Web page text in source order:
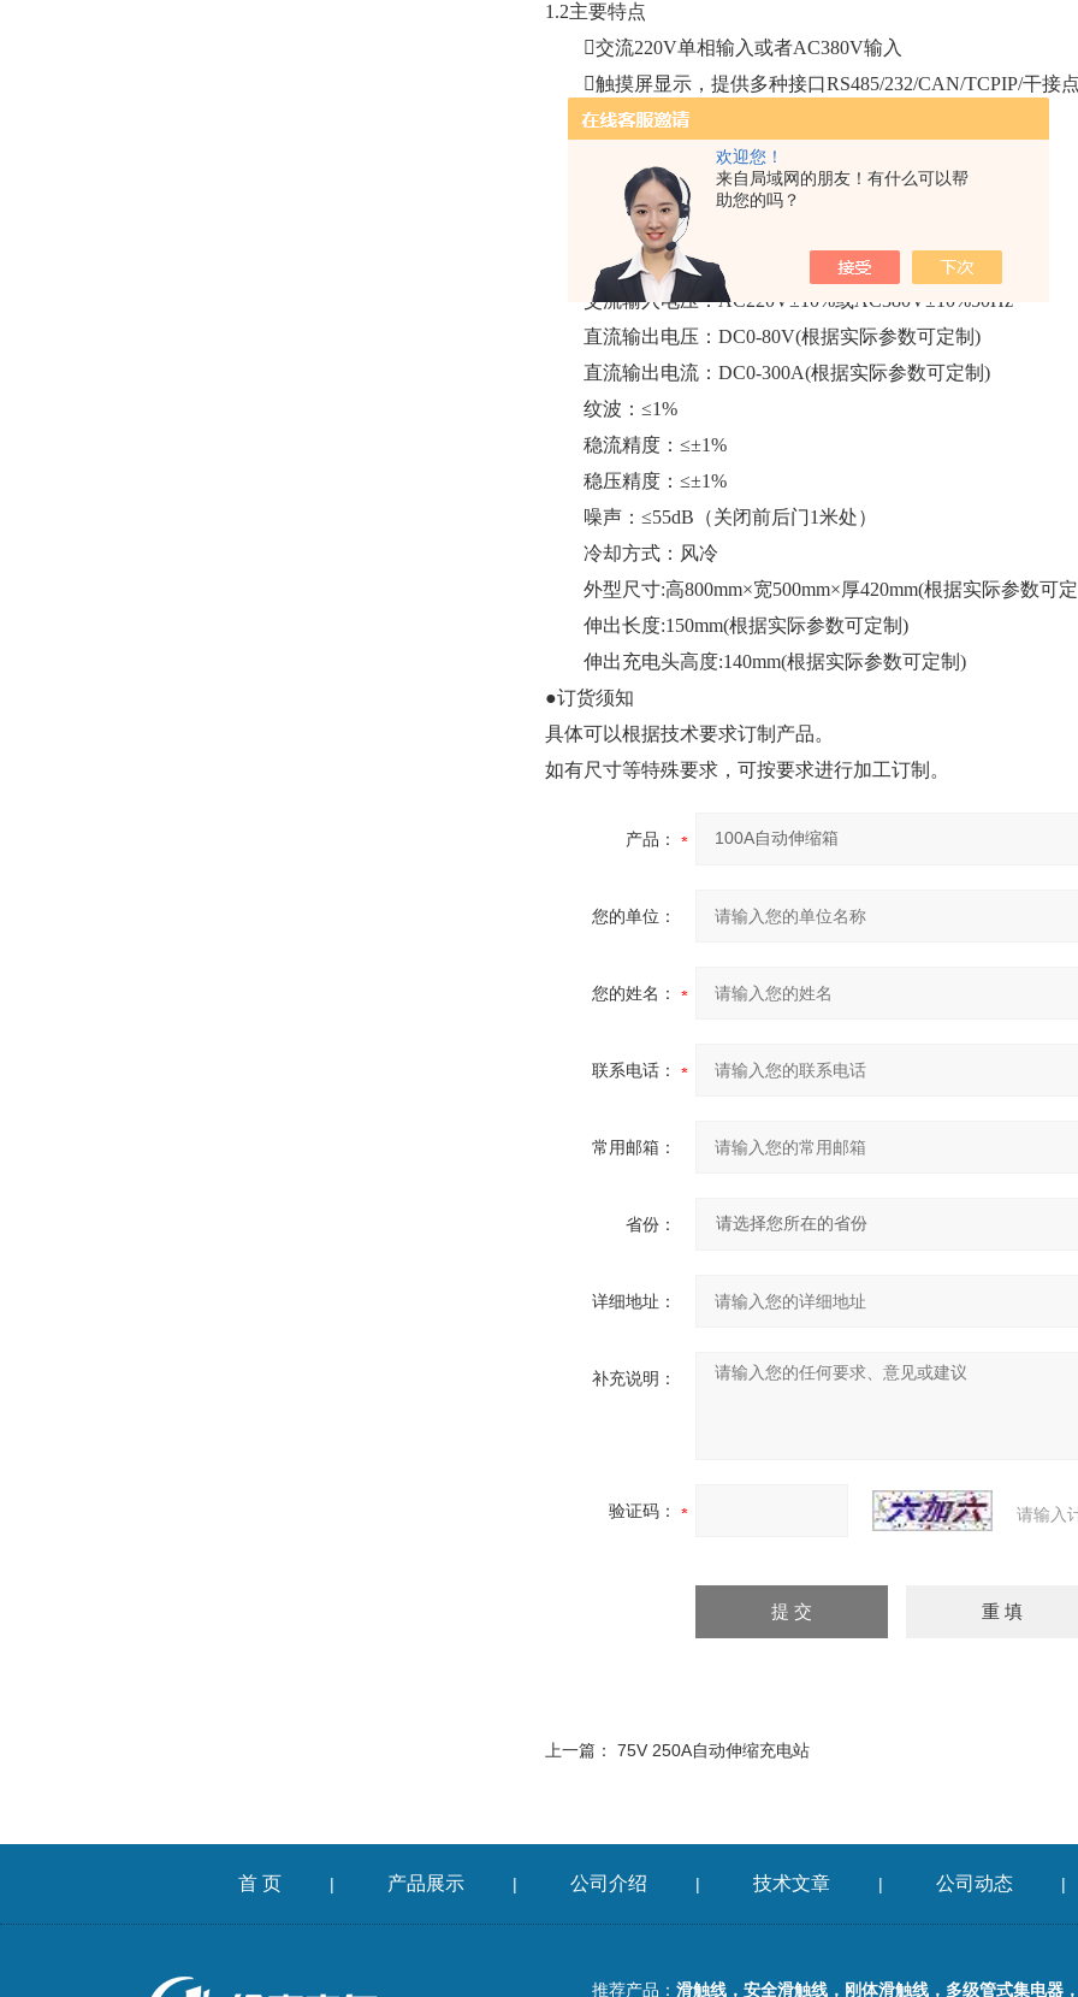
欢迎您！
来自局域网的朋友！有什么可以帮
助您的吗？
1.2主要特点
交流220V单相输入或者AC380V输入
触摸屏显示，提供多种接口RS485/232/CAN/TCPIP/干接
采用高频开关电源
可以提供局域网控制方案，便于集中监控充电站
通过上位机自动伸缩充电
1.3技术规格
交流输入电压：AC220V±10%或AC380V±10%50Hz
直流输出电压：DC0-80V(根据实际参数可定制)
直流输出电流：DC0-300A(根据实际参数可定制)
纹波：≤1%
稳流精度：≤±1%
稳压精度：≤±1%
噪声：≤55dB（关闭前后门1米处）
冷却方式：风冷
外型尺寸:高800mm×宽500mm×厚420mm(根据实际参数可
伸出长度:150mm(根据实际参数可定制)
伸出充电头高度:140mm(根据实际参数可定制)
●订货须知
具体可以根据技术要求订制产品。
如有尺寸等特殊要求，可按要求进行加工订制。
产品：
您的单位：
您的姓名：
联系电话：
常用邮箱：
省份：
详细地址：
补充说明：
验证码： 请输入
上一篇： 75V 250A自动伸缩充电站
首 页 | 产品展示 | 公司介绍 | 技术文章 | 公司动态 |
推荐产品： 滑触线，安全滑触线，刚体滑触线，多级管式集电器